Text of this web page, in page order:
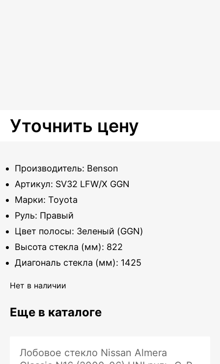
Уточнить цену
Производитель: Benson
Артикул: SV32 LFW/X GGN
Марки: Toyota
Руль: Правый
Цвет полосы: Зеленый (GGN)
Высота стекла (мм): 822
Диагональ стекла (мм): 1425
Нет в наличии
Еще в каталоге
Лобовое стекло Nissan Almera